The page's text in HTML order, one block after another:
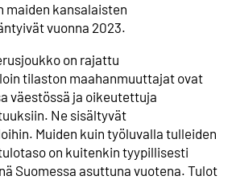
maiden kansalaisten
vuonna 2023.
on rajattu
tilaston maahanmuuttajat ovat
väestössä ja oikeutettuja
Ne sisältyvät
Muiden kuin työluvalla tulleiden
on kuitenkin tyypillisesti
Suomessa asuttuna vuotena. Tulot